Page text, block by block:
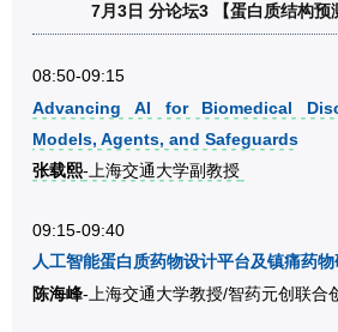
7月3日 分论坛3 【蛋白质结构预
08:50-09:15
Advancing AI for Biomedical
Models, Agents, and Safeguards
张载熙-上海交通大学副教授
09:15-09:40
人工智能蛋白质药物设计平台及镇痛药
陈海峰-上海交通大学教授/智药元创联合